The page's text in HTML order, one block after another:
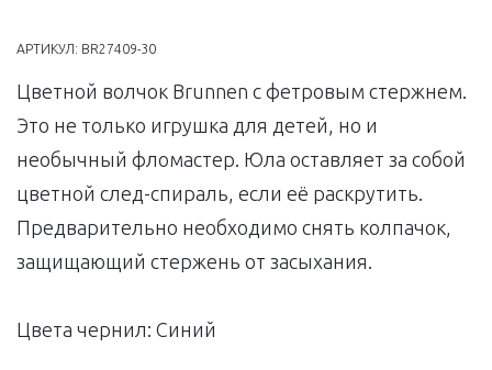
АРТИКУЛ: BR27409-30
Цветной волчок Brunnen с фетровым стержнем.
Это не только игрушка для детей, но и
необычный фломастер. Юла оставляет за собой
цветной след-спираль, если её раскрутить.
Предварительно необходимо снять колпачок,
защищающий стержень от засыхания.
Цвета чернил: Синий